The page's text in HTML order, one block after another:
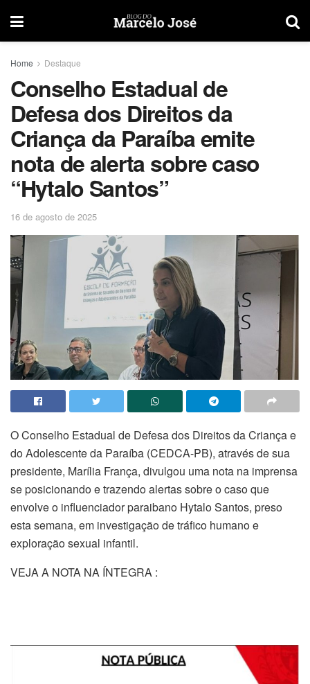
Home Destaque
Conselho Estadual de
Defesa dos Direitos da
Criança da Paraíba emite
nota de alerta sobre caso
“Hytalo Santos”
16 de agosto de 2025
O Conselho Estadual de Defesa dos Direitos da Criança e
do Adolescente da Paraíba (CEDCA-PB), através de sua
presidente, Marília França, divulgou uma nota na imprensa
se posicionando e trazendo alertas sobre o caso que
envolve o influenciador paraibano Hytalo Santos, preso
esta semana, em investigação de tráfico humano e
exploração sexual infantil.
VEJA A NOTA NA ÍNTEGRA :